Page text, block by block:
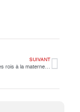
SUIVANT
La galette des rois à la maternelle